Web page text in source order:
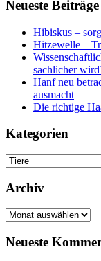
Neueste Beiträge
Hibiskus –
Hitzewelle –
sachlicher
Hanf neu
ausmacht
Die richtige
Kategorien
Kategorien
Archiv
Archiv
Neueste